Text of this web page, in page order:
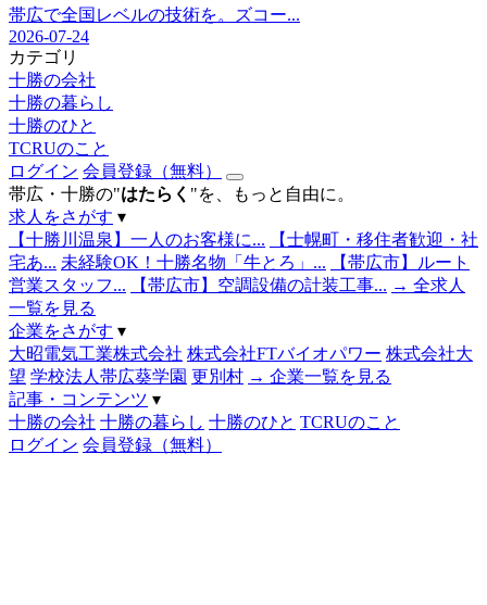
帯広で全国レベルの技術を。ズコー...
2026-07-24
カテゴリ
十勝の会社
十勝の暮らし
十勝のひと
TCRUのこと
ログイン 会員登録（無料）
帯広・十勝の"はたらく "を、もっと自由に。
求人をさがす ▾
【十勝川温泉】一人のお客様に...
【士幌町・移住者歓迎・社
宅あ... 未経験OK！十勝名物「牛とろ」...
【帯広市】ルート
営業スタッフ...
【帯広市】空調設備の計装工事... → 全求人
一覧を見る
企業をさがす ▾
大昭電気工業株式会社 株式会社FTバイオパワー 株式会社大
望 学校法人帯広葵学園 更別村 → 企業一覧を見る
記事・コンテンツ ▾
十勝の会社 十勝の暮らし 十勝のひと TCRUのこと
ログイン 会員登録（無料）